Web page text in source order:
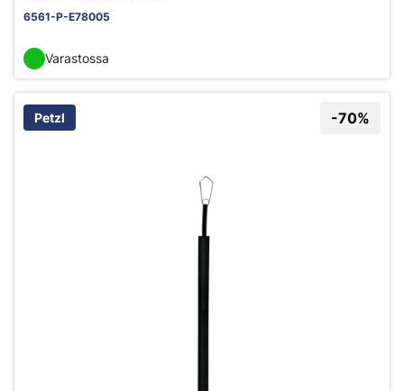
6561-P-E78005
Varastossa
Petzl -70%